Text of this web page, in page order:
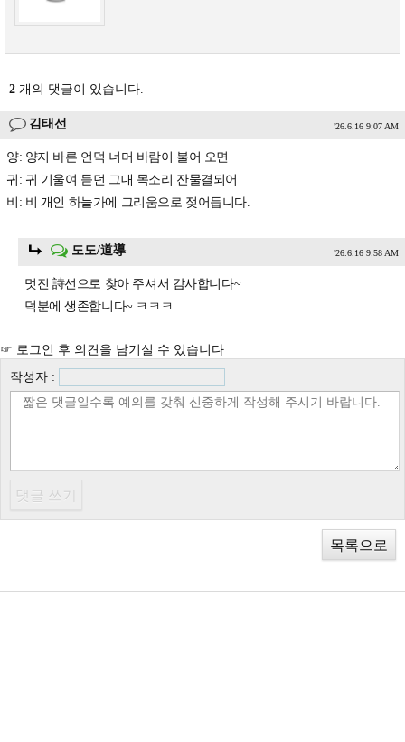
2 개의 댓글이 있습니다.
김태선 '26.6.16 9:07 AM
양: 양지 바른 언덕 너머 바람이 불어 오면
귀: 귀 기울여 듣던 그대 목소리 잔물결되어
비: 비 개인 하늘가에 그리움으로 젖어듭니다.
도도/道導 '26.6.16 9:58 AM
멋진 詩선으로 찾아 주셔서 감사합니다~
덕분에 생존합니다~ ㅋㅋㅋ
☞ 로그인 후 의견을 남기실 수 있습니다
작성자 :
목록으로